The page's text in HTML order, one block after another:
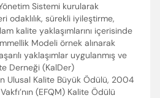
Sistemi kurularak
odaklılık, sürekli iyileştirme,
kalite yaklaşımlarını içerisinde
Modeli örnek alınarak
yaklaşımlar uygulanmış ve
Derneği (KalDer)
Ulusal Kalite Büyük Ödülü, 2004
(EFQM) Kalite Ödülü